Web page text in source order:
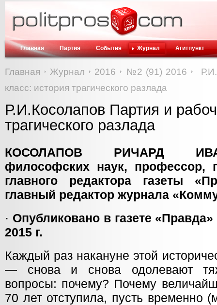
Главная Партия События Журнал Агитпункт
Главная Журнал 2016 №2 (91) 2016
класс: история трагического разлада
Р.И.Косолапов Партия и
трагического разлада
КОСОЛАПОВ РИЧАРД
философских наук, профессор,
главного редактора газеты
главный редактор журнала
· Опубликовано в газете
2015 г.
Каждый раз накануне этой
— снова и снова одолевают
вопросы: почему? Почему
70 лет отступила, пусть временно